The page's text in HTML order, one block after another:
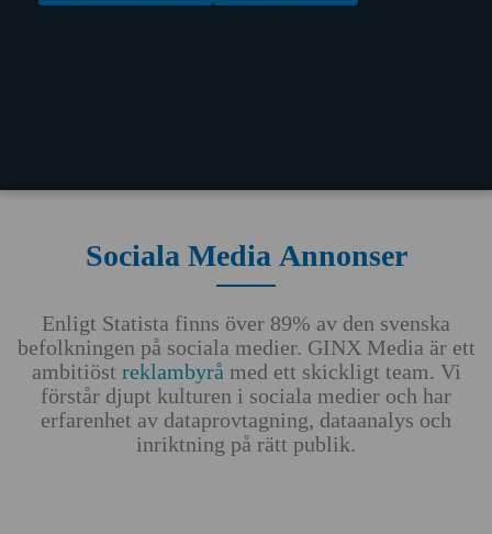
Sociala Media Annonser
Enligt Statista finns över 89% av den svenska
befolkningen på sociala medier. GINX Media är ett
ambitiöst reklambyrå med ett skickligt team. Vi
förstår djupt kulturen i sociala medier och har
erfarenhet av dataprovtagning, dataanalys och
inriktning på rätt publik.